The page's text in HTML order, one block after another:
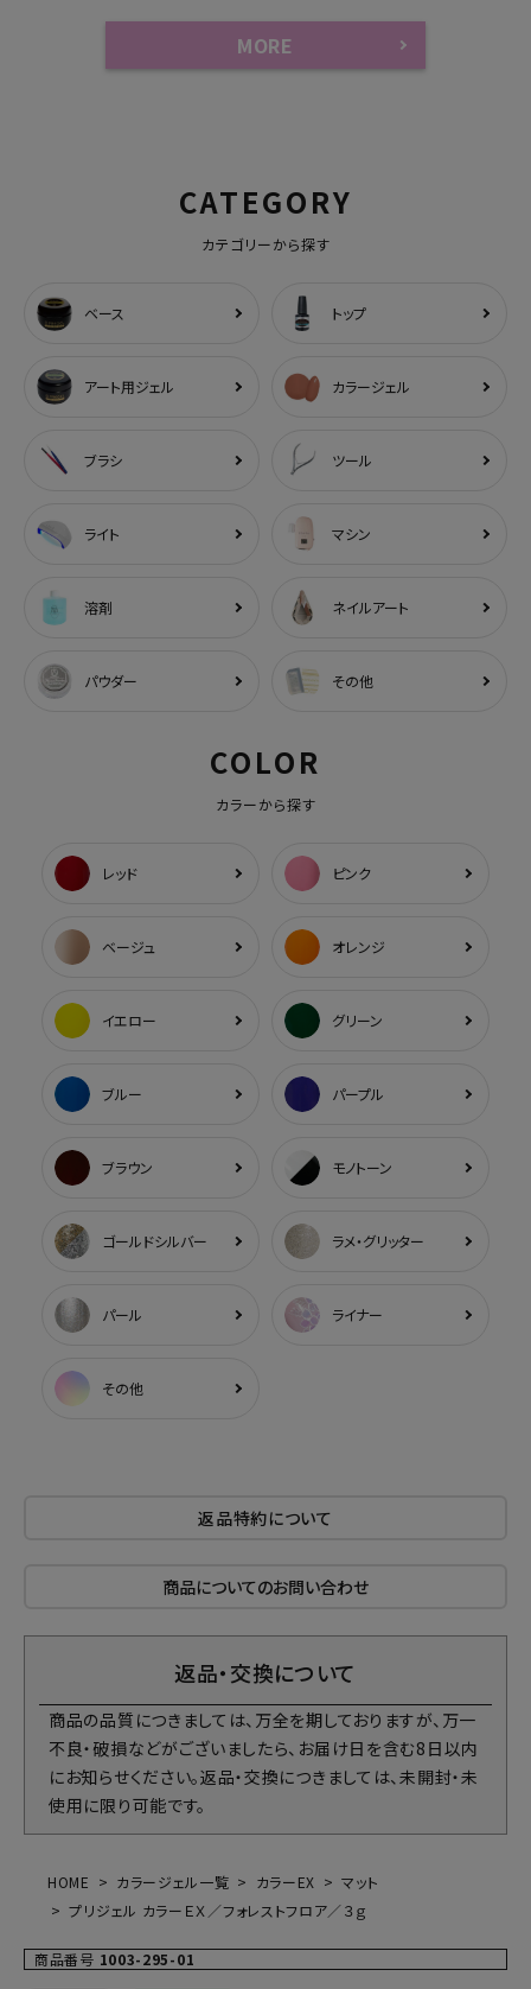
MORE
CATEGORY
カテゴリーから探す
ベース トップ
アート用ジェル カラージェル
ブラシ ツール
ライト マシン
溶剤 ネイルアート
パウダー その他
COLOR
カラーから探す
レッド ピンク
ベージュ オレンジ
イエロー グリーン
ブルー パープル
ブラウン モノトーン
ゴールドシルバー ラメ・グリッター
パール ライナー
その他
返品特約について
商品についてのお問い合わせ
返品・交換について
商品の品質につきましては、万全を期しておりますが、万一
不良・破損などがございましたら、お届け日を含む8日以内
にお知らせください。返品・交換につきましては、未開封・未
使用に限り可能です。
HOME カラージェル一覧 カラーEX
マット
プリジェル カラーＥＸ／フォレストフロア／３ｇ
商品番号 1003-295-01